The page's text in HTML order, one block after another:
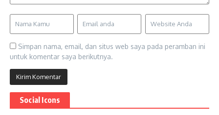
Simpan nama, email, dan situs web saya pada peramban ini
untuk komentar saya berikutnya.
Social Icons